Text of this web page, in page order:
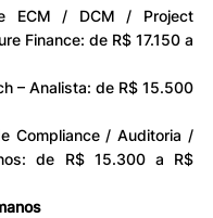
ECM / DCM / Project
Finance: de R$ 17.150 a
– Analista: de R$ 15.500
Compliance / Auditoria /
de R$ 15.300 a R$